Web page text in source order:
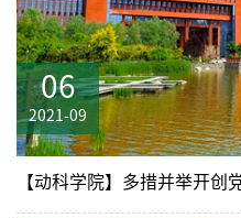
06
2021-09
【动科学院】多措并举开创